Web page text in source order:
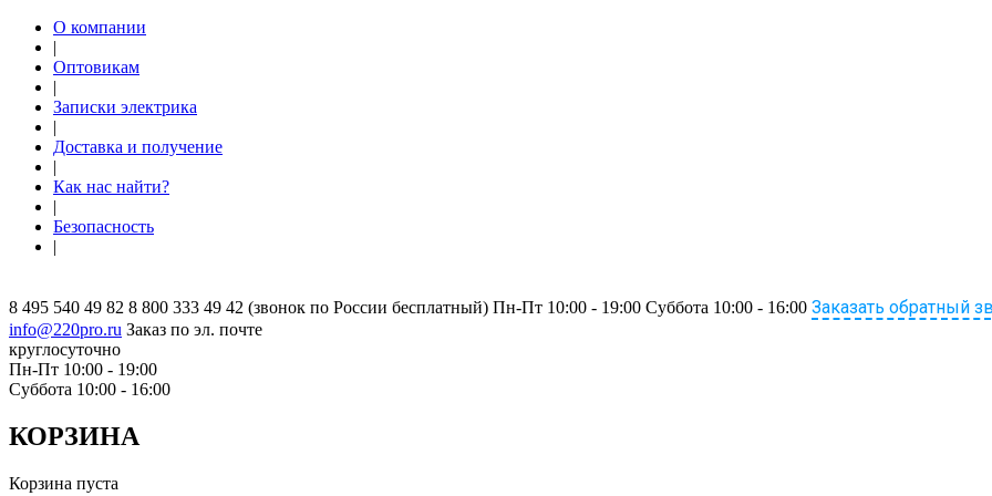
О компании
|
Оптовикам
|
Записки электрика
|
Доставка и получение
|
Как нас найти?
|
Безопасность
|
8 495 540 49 82 8 800 333 49 42 (звонок по России бесплатный) Пн-Пт 10:00 - 19:00 Суббота 10:00 - 16:00 Заказать обратный
info@220pro.ru Заказ по эл. почте
круглосуточно
Пн-Пт 10:00 - 19:00
Суббота 10:00 - 16:00
КОРЗИНА
Корзина пуста